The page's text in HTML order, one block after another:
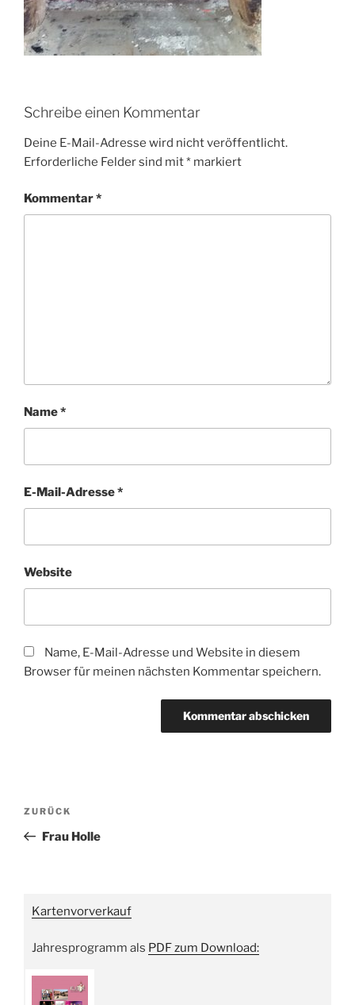
Schreibe einen Kommentar
Deine E-Mail-Adresse wird nicht veröffentlicht.
Erforderliche Felder sind mit* markiert
Kommentar*
Name*
E-Mail-Adresse*
Website
Name, E-Mail-Adresse und Website in diesem
Browser für meinen nächsten Kommentar speichern.
Beitragsnavigation
Vorheriger
Beitrag
ZURÜCK
Frau Holle
Kartenvorverkauf
Jahresprogramm als PDF zum Download: